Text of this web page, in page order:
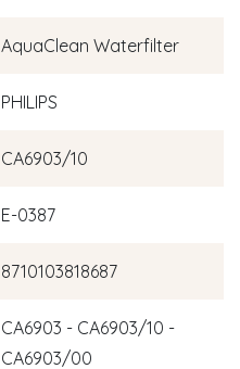
AquaClean Waterfilter
PHILIPS
CA6903/10
E-0387
8710103818687
CA6903 - CA6903/10 -
CA6903/00